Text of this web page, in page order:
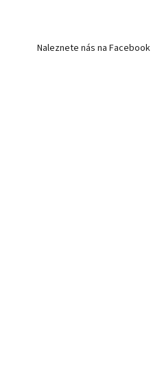
Naleznete nás na Facebook